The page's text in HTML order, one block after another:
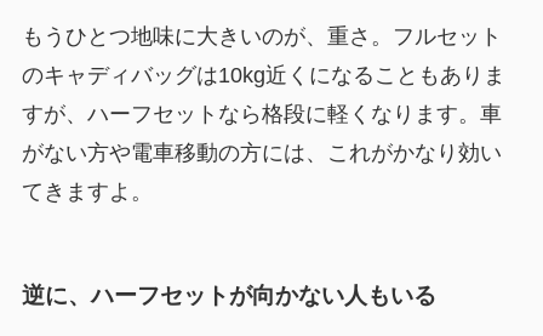
もうひとつ地味に大きいのが、重さ。フルセット
のキャディバッグは10kg近くになることもありま
すが、ハーフセットなら格段に軽くなります。車
がない方や電車移動の方には、これがかなり効い
てきますよ。
逆に、ハーフセットが向かない人もいる